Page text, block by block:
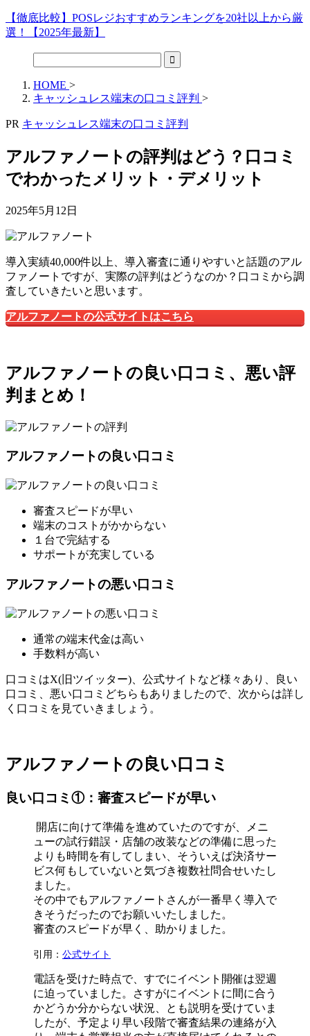
【徹底比較】POSレジおすすめランキングを20社以上から厳
選！【2025年最新】
HOME >
キャッシュレス端末の口コミ評判 >
PR キャッシュレス端末の口コミ評判
アルファノートの評判はどう？口コミ
でわかったメリット・デメリット
2025年5月12日
導入実績40,000件以上、導入審査に通りやすいと話題のアル
ファノートですが、実際の評判はどうなのか？口コミから調
査していきたいと思います。
アルファノートの公式サイトはこちら
アルファノートの良い口コミ、悪い評
判まとめ！
アルファノートの良い口コミ
審査スピードが早い
端末のコストがかからない
１台で完結する
サポートが充実している
アルファノートの悪い口コミ
通常の端末代金は高い
手数料が高い
口コミはX(旧ツイッター)、公式サイトなど様々あり、良い
口コミ、悪い口コミどちらもありましたので、次からは詳し
く口コミを見ていきましょう。
アルファノートの良い口コミ
良い口コミ①：審査スピードが早い
開店に向けて準備を進めていたのですが、メニ
ューの試行錯誤・店舗の改装などの準備に思った
よりも時間を有してしまい、そういえば決済サー
ビス何もしていないと気づき複数社問合せいたし
ました。
その中でもアルファノートさんが一番早く導入で
きそうだったのでお願いいたしました。
審査のスピードが早く、助かりました。
引用： 公式サイト
電話を受けた時点で、すでにイベント開催は翌週
に迫っていました。さすがにイベントに間に合う
かどうか分からない状況、とも説明を受けていま
したが、予定より早い段階で審査結果の連絡が入